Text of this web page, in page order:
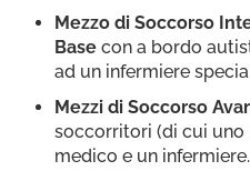
Mezzo di Soccorso
Basecon a bordo
ad un infermiere
Mezzi di Soccorso
soccorritori (di cui uno
medico e un infermiere.